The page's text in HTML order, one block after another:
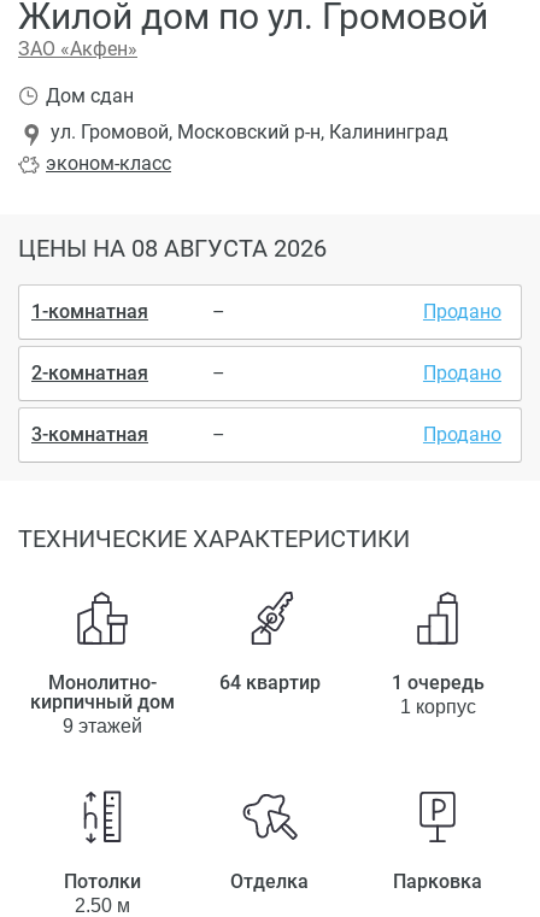
Жилой дом по ул. Громовой
ЗАО «Акфен»
эконом-класс
ул. Громовой, Московский р-н, Калининград
Дом сдан
ЦЕНЫ НА 08 АВГУСТА 2026
1-комнатная – Продано
2-комнатная – Продано
3-комнатная – Продано
ТЕХНИЧЕСКИЕ ХАРАКТЕРИСТИКИ
Монолитно-
кирпичный дом
9 этажей
64 квартир 1 очередь
1 корпус
Потолки
2.50 м
Отделка Парковка